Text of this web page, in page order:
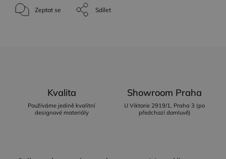
Zeptat se Sdílet
Kvalita
Používáme jedině kvalitní
designové materiály
Showroom Praha
U Viktorie 2919/1, Praha 3 (po
předchozí domluvě)